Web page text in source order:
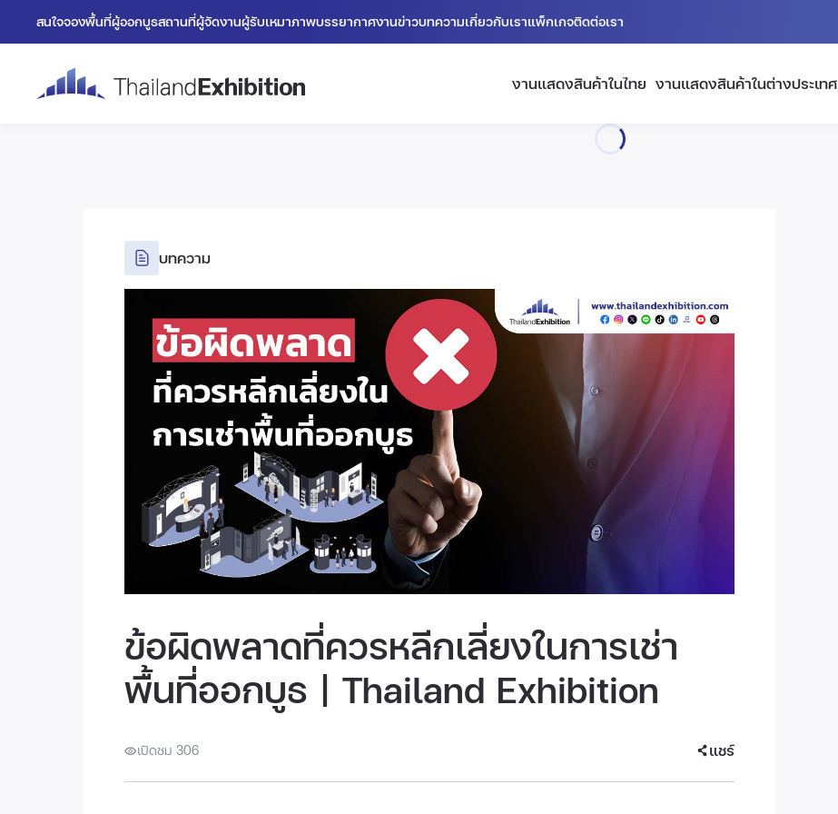
สนใจจองพื้นที่ผู้ออกบูธสถานที่ผู้จัดงานผู้รับเหมาภาพบรรยากาศงานข่าวบทความเกี่ยวกับเราแพ็กเกจติดต่อเรา
งานแสดงสินค้าในไทย งานแสดงสินค้าในต่างประเทศ
บทความ
ข้อผิดพลาดที่ควรหลีกเลี่ยงในการเช่า
พื้นที่ออกบูธ | Thailand Exhibition
เปิดชม 306 แชร์